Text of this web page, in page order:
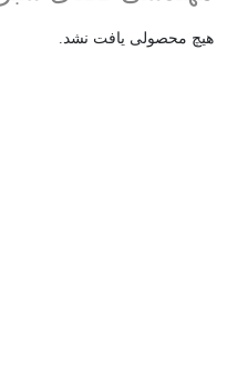
هیچ محصولی یافت نشد.